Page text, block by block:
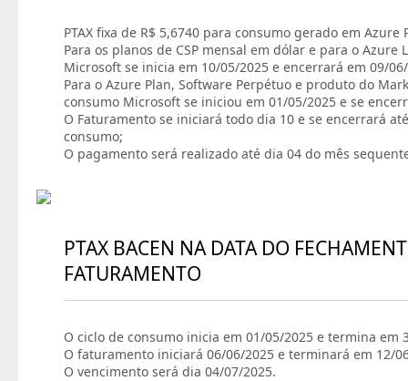
PTAX fixa de R$ 5,6740 para consumo gerado em Azure
Para os planos de CSP mensal em dólar e para o Azure
Microsoft se inicia em 10/05/2025 e encerrará em 09/
Para o Azure Plan, Software Perpétuo e produto do
consumo Microsoft se iniciou em 01/05/2025 e se
O Faturamento se iniciará todo dia 10 e se encerrará
consumo;
O pagamento será realizado até dia 04 do mês
PTAX BACEN NA DATA DO
FATURAMENTO
O ciclo de consumo inicia em 01/05/2025 e termina em
O faturamento iniciará 06/06/2025 e terminará em 12/
O vencimento será dia 04/07/2025.